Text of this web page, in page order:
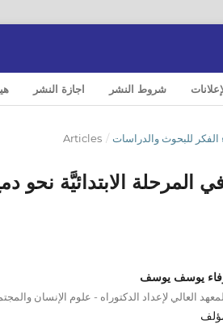
شروط النشر اجازة النشر
/
Articles
المرحلة الابتدائيَّة نحو
يوسف يوسف
العالي لإعداد الدكتوراه - علوم الإنسان